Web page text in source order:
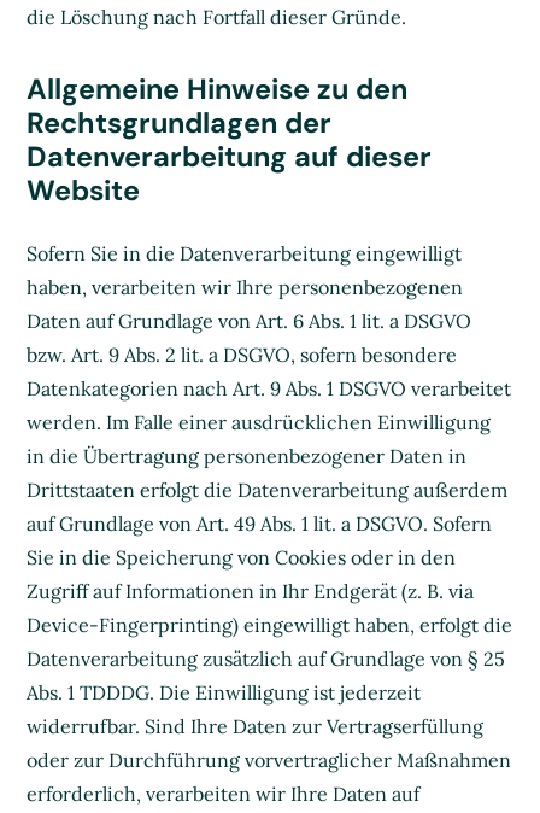
die Löschung nach Fortfall dieser Gründe.
Allgemeine Hinweise zu den
Rechtsgrundlagen der
Datenverarbeitung auf dieser
Website
Sofern Sie in die Datenverarbeitung eingewilligt
haben, verarbeiten wir Ihre personenbezogenen
Daten auf Grundlage von Art. 6 Abs. 1 lit. a DSGVO
bzw. Art. 9 Abs. 2 lit. a DSGVO, sofern besondere
Datenkategorien nach Art. 9 Abs. 1 DSGVO verarbeitet
werden. Im Falle einer ausdrücklichen Einwilligung
in die Übertragung personenbezogener Daten in
Drittstaaten erfolgt die Datenverarbeitung außerdem
auf Grundlage von Art. 49 Abs. 1 lit. a DSGVO. Sofern
Sie in die Speicherung von Cookies oder in den
Zugriff auf Informationen in Ihr Endgerät (z. B. via
Device-Fingerprinting) eingewilligt haben, erfolgt die
Datenverarbeitung zusätzlich auf Grundlage von § 25
Abs. 1 TDDDG. Die Einwilligung ist jederzeit
widerrufbar. Sind Ihre Daten zur Vertragserfüllung
oder zur Durchführung vorvertraglicher Maßnahmen
erforderlich, verarbeiten wir Ihre Daten auf